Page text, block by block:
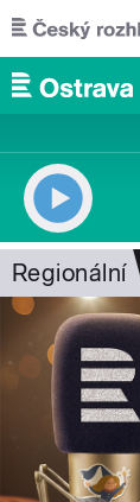
Přejít k
Regionální